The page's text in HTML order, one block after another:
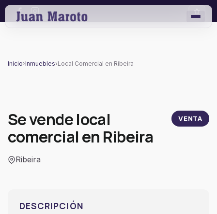
Inicio›Inmuebles›Local Comercial en Ribeira
Se vende local
comercial en Ribeira
VENTA
Ribeira
DESCRIPCIÓN